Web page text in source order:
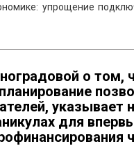
упрощение
о
для